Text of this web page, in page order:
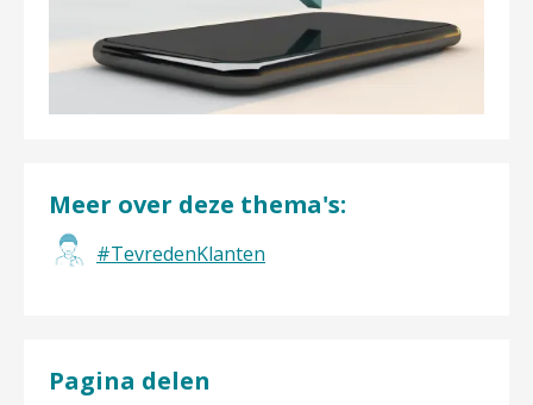
Meer over deze thema's:
#TevredenKlanten
Pagina delen